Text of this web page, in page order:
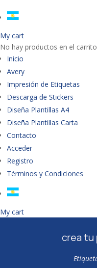
My cart
No hay productos en el
Inicio
Avery
Impresión de Etiquetas
Descarga de Stickers
Diseña Plantillas A4
Diseña Plantillas Carta
Contacto
Acceder
Registro
Términos y Condiciones
My cart
crea tu